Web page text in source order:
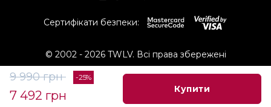
9 990 грн -25%
7 492 грн Купити
Сертифікати безпеки:
© 2002 - 2026 TWLV. Всі права збережені